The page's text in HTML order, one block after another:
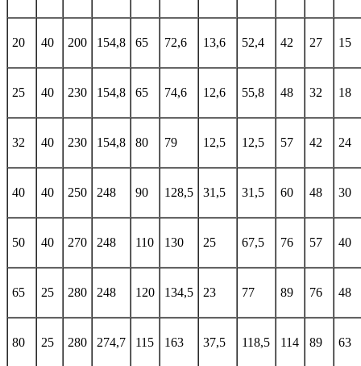
20 40 200 154,8 65 72,6 13,6 52,4 42 27 15
25 40 230 154,8 65 74,6 12,6 55,8 48 32 18
32 40 230 154,8 80 79 12,5 12,5 57 42 24
40 40 250 248 90 128,5 31,5 31,5 60 48 30
50 40 270 248 110 130 25 67,5 76 57 40
65 25 280 248 120 134,5 23 77 89 76 48
80 25 280 274,7 115 163 37,5 118,5 114 89 63